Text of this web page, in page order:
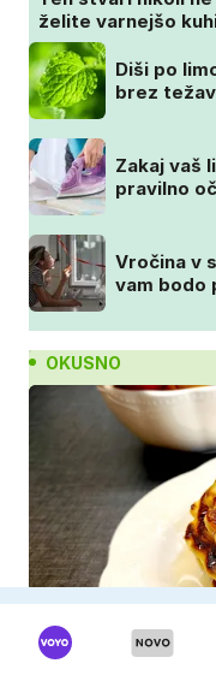
želite varnejšo
Diši po
brez težav
Zakaj vaš
pravilno
Vročina v
vam bodo
OKUSNO
Ta poletna dobrota